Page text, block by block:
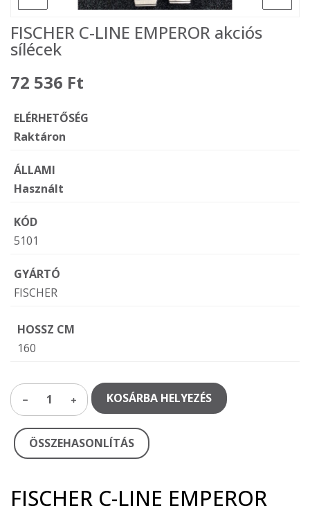
FISCHER C-LINE EMPEROR akciós
sílécek
72 536 Ft
ELÉRHETŐSÉG
Raktáron
ÁLLAMI
Használt
KÓD
5101
GYÁRTÓ
FISCHER
HOSSZ CM
160
1 KOSÁRBA HELYEZÉS
ÖSSZEHASONLÍTÁS
FISCHER C-LINE EMPEROR